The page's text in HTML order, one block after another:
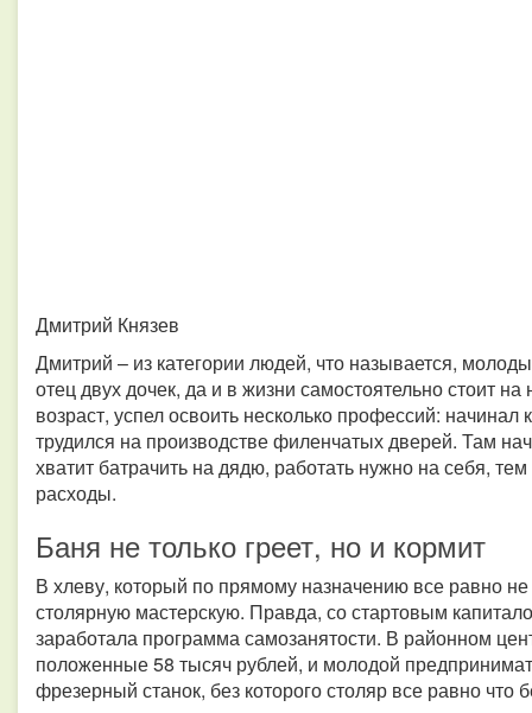
Дмитрий Князев
Дмитрий – из категории людей, что называется,
отец двух дочек, да и в жизни самостоятельно стоит
возраст, успел освоить несколько профессий:
трудился на производстве филенчатых дверей. Там
хватит батрачить на дядю, работать нужно на себя,
расходы.
Баня не только греет, но и кормит
В хлеву, который по прямому назначению все равно
столярную мастерскую. Правда, со стартовым
заработала программа самозанятости. В районном
положенные 58 тысяч рублей, и молодой
фрезерный станок, без которого столяр все равно что